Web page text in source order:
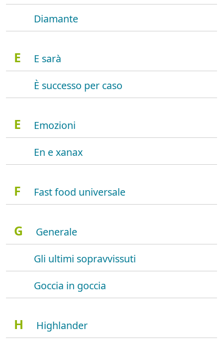
Diamante
E
E sarà
È successo per caso
E
Emozioni
En e xanax
F Fast food universale
G
Generale
Gli ultimi sopravvissuti
Goccia in goccia
H
Highlander